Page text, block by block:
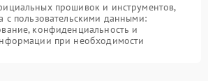
прошивок и инструментов,
с пользовательскими данными:
конфиденциальность и
при необходимости